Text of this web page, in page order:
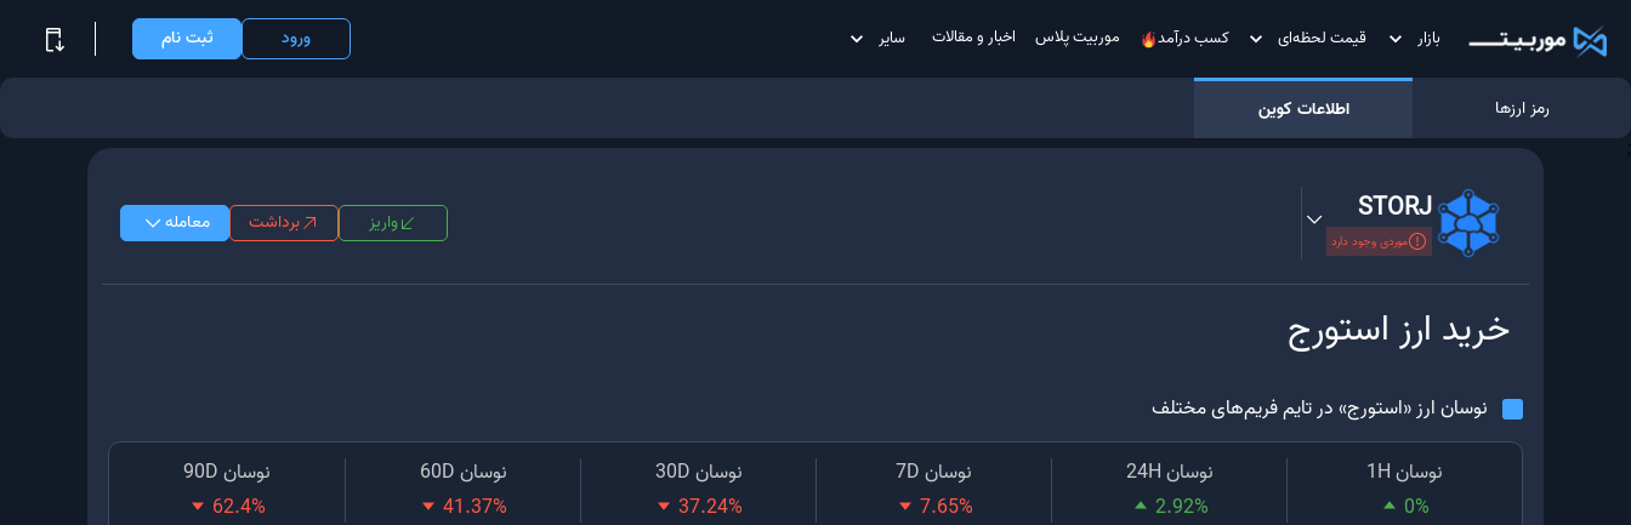
بازار قیمت لحظه‌ای کسب درآمد موربیت پلاس اخبار و مقالات سایر ورود ثبت نام
رمز ارزها
اطلاعات کوین
;
STORJ
موردی وجود دارد
واریز برداشت معامله
خرید ارز استورج
نوسان ارز «استورج» در تایم فریم‌های مختلف
نوسان 1H
0%
نوسان 24H
2.92%
نوسان 7D
7.65%
نوسان 30D
37.24%
نوسان 60D
41.37%
نوسان 90D
62.4%